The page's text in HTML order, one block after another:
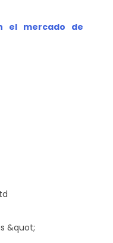
el mercado de
&quot;